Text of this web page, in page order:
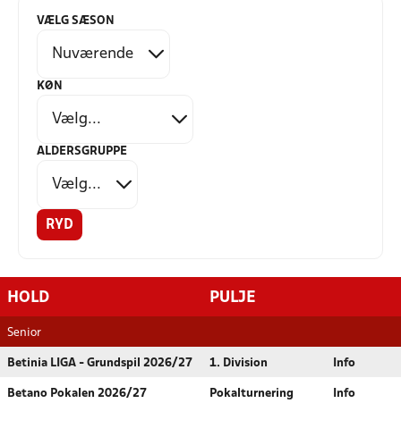
VÆLG SÆSON
KØN
ALDERSGRUPPE
RYD
HOLD PULJE
Senior
Betinia LIGA - Grundspil 2026/27 1. Division Info
Betano Pokalen 2026/27 Pokalturnering Info